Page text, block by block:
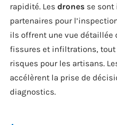
rapidité. Les drones se sont
partenaires pour
ils offrent une vue détaillée
fissures et infiltrations,
risques pour les artisans.
accélèrent la prise de
diagnostics.